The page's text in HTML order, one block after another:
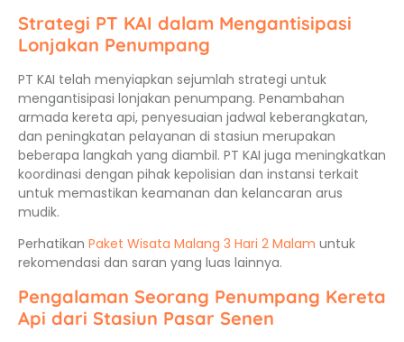
Strategi PT KAI dalam Mengantisipasi
Lonjakan Penumpang
PT KAI telah menyiapkan sejumlah strategi untuk
mengantisipasi lonjakan penumpang. Penambahan
armada kereta api, penyesuaian jadwal keberangkatan,
dan peningkatan pelayanan di stasiun merupakan
beberapa langkah yang diambil. PT KAI juga meningkatkan
koordinasi dengan pihak kepolisian dan instansi terkait
untuk memastikan keamanan dan kelancaran arus
mudik.
Perhatikan Paket Wisata Malang 3 Hari 2 Malam untuk
rekomendasi dan saran yang luas lainnya.
Pengalaman Seorang Penumpang Kereta
Api dari Stasiun Pasar Senen